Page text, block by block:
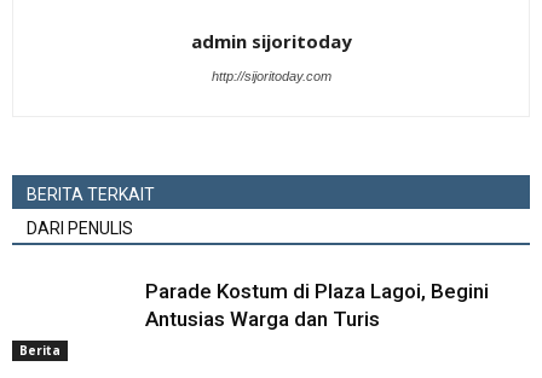
admin sijoritoday
http://sijoritoday.com
BERITA TERKAIT
DARI PENULIS
Berita
Parade Kostum di Plaza Lagoi, Begini
Antusias Warga dan Turis